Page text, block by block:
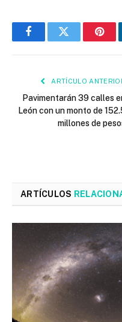
FacebookTwitter
ARTÍCULO
Pavimentarán 39 calles
León con un monto de
millones de
ARTÍCULOS